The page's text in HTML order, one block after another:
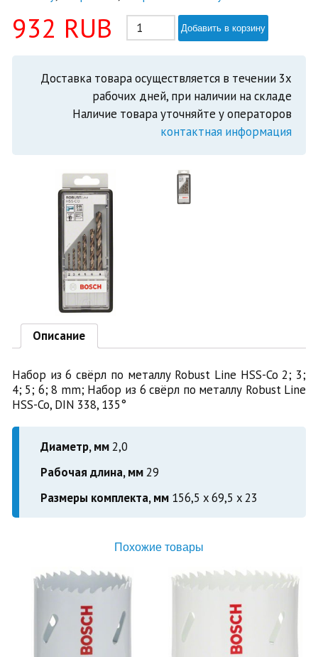
932 RUB Добавить в корзину
Доставка товара осуществляется в течении 3х
рабочих дней, при наличии на складе
Наличие товара уточняйте у операторов
контактная информация
Описание
Набор из 6 свёрл по металлу Robust Line HSS-Co 2; 3;
4; 5; 6; 8 mm; Набор из 6 свёрл по металлу Robust Line
HSS-Co, DIN 338, 135°
Диаметр, мм2,0
Рабочая длина, мм29
Размеры комплекта, мм156,5 x 69,5 x 23
Похожие товары